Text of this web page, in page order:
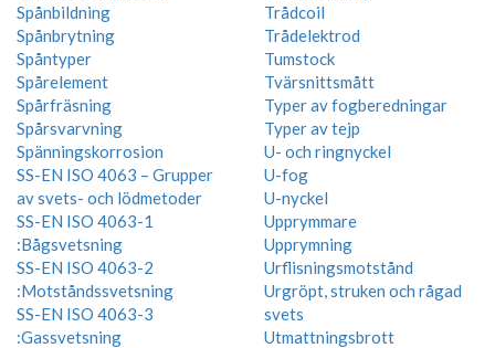
Spånbildning
Spånbrytning
Spåntyper
Spårelement
Spårfräsning
Spårsvarvning
Spänningskorrosion
SS-EN ISO 4063 – Grupper
av svets- och lödmetoder
SS-EN ISO 4063-1
:Bågsvetsning
SS-EN ISO 4063-2
:Motståndssvetsning
SS-EN ISO 4063-3
:Gassvetsning
Trådcoil
Trådelektrod
Tumstock
Tvärsnittsmått
Typer av fogberedningar
Typer av tejp
U- och ringnyckel
U-fog
U-nyckel
Upprymmare
Upprymning
Urflisningsmotstånd
Urgröpt, struken och rågad
svets
Utmattningsbrott